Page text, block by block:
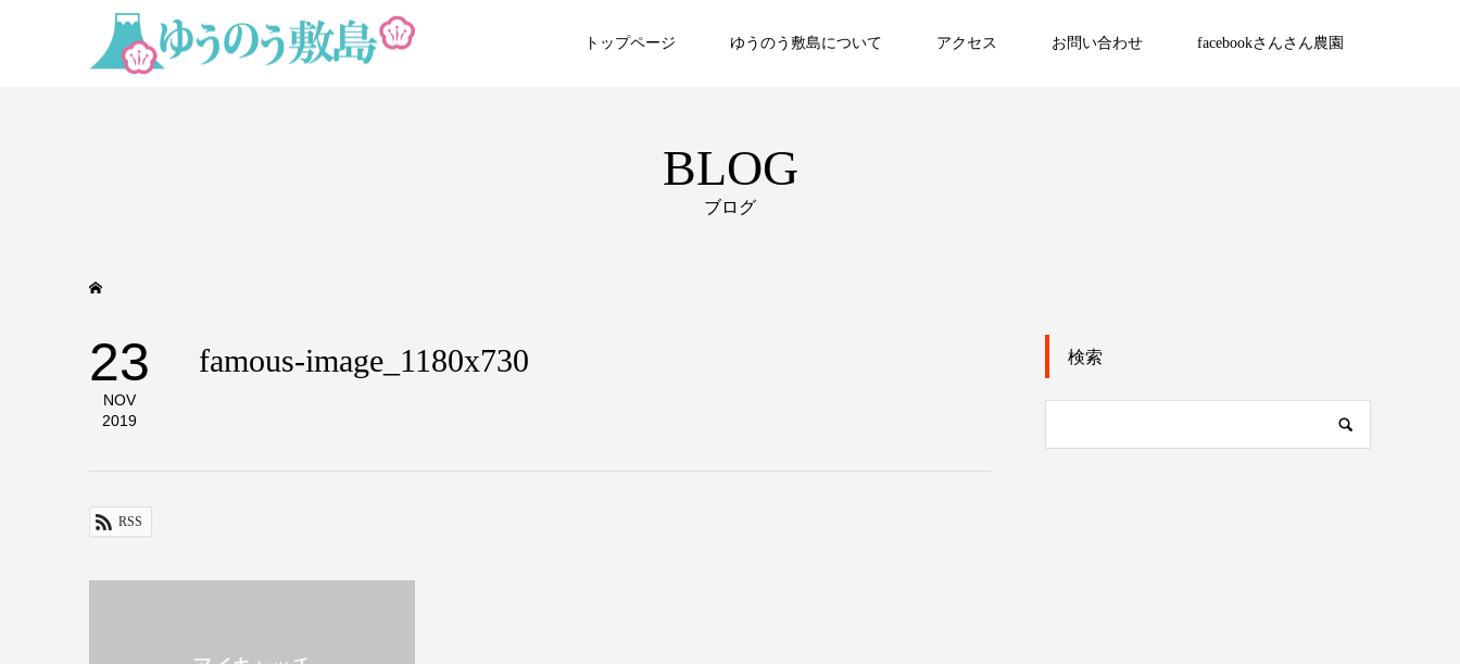
トップページ ゆうのう敷島について アクセス お問い合わせ facebookさんさん農園
BLOG
ブログ
23
NOV
2019
famous-image_1180x730
RSS
検索